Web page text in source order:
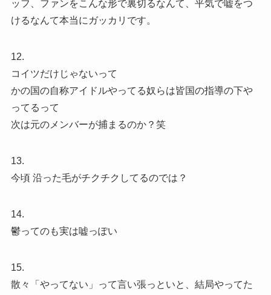
ッフ、ファンをこんな形で裏切るなんて、平気で嘘をつ
けるなんて本当にガッカリです。
12.
コイツだけじゃないって
かの国の自称アイドルやってる奴らは皆国の指導の下や
ってるって
次は元のメンバーが捕まるのか？笑
13.
今頃 沿った毛がチクチクしてるのでは？
14.
鬱ってのも実は嘘っぽい
15.
散々「やってない」って言い張っといと、結局やってた